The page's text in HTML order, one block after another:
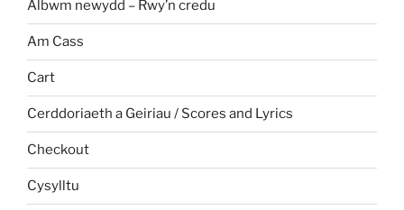
Albwm newydd – Rwy’n credu
Am Cass
Cart
Cerddoriaeth a Geiriau / Scores and Lyrics
Checkout
Cysylltu